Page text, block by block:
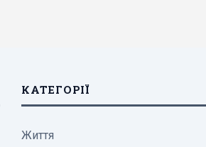
КАТЕГОРІЇ
Життя